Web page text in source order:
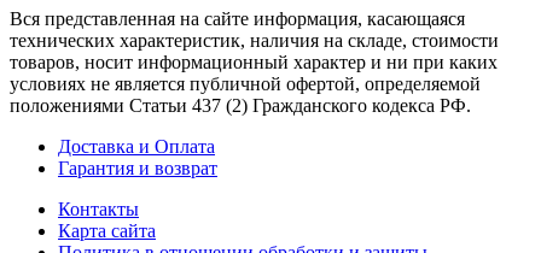
Вся представленная на сайте информация, касающаяся
технических характеристик, наличия на складе, стоимости
товаров, носит информационный характер и ни при каких
условиях не является публичной офертой, определяемой
положениями Статьи 437 (2) Гражданского кодекса РФ.
Доставка и Оплата
Гарантия и возврат
Контакты
Карта сайта